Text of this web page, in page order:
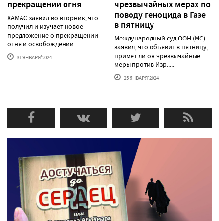
прекращении огня
ХАМАС заявил во вторник, что
получил и изучает новое
предложение о прекращении
огня и освобождении ......
31 ЯНВАРЯ'2024
чрезвычайных мерах по
поводу геноцида в Газе
в пятницу
Международный суд ООН (МС)
заявил, что объявит в пятницу,
примет ли он чрезвычайные
меры против Изр......
25 ЯНВАРЯ'2024